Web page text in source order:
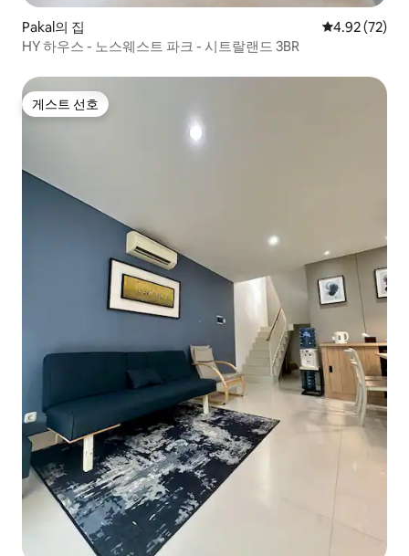
Pakal의 집 평점 4.92점(5
4.92 (72)
HY 하우스 - 노스웨스트 파크 - 시트랄랜드 3BR
게스트 선호
게스트 선호